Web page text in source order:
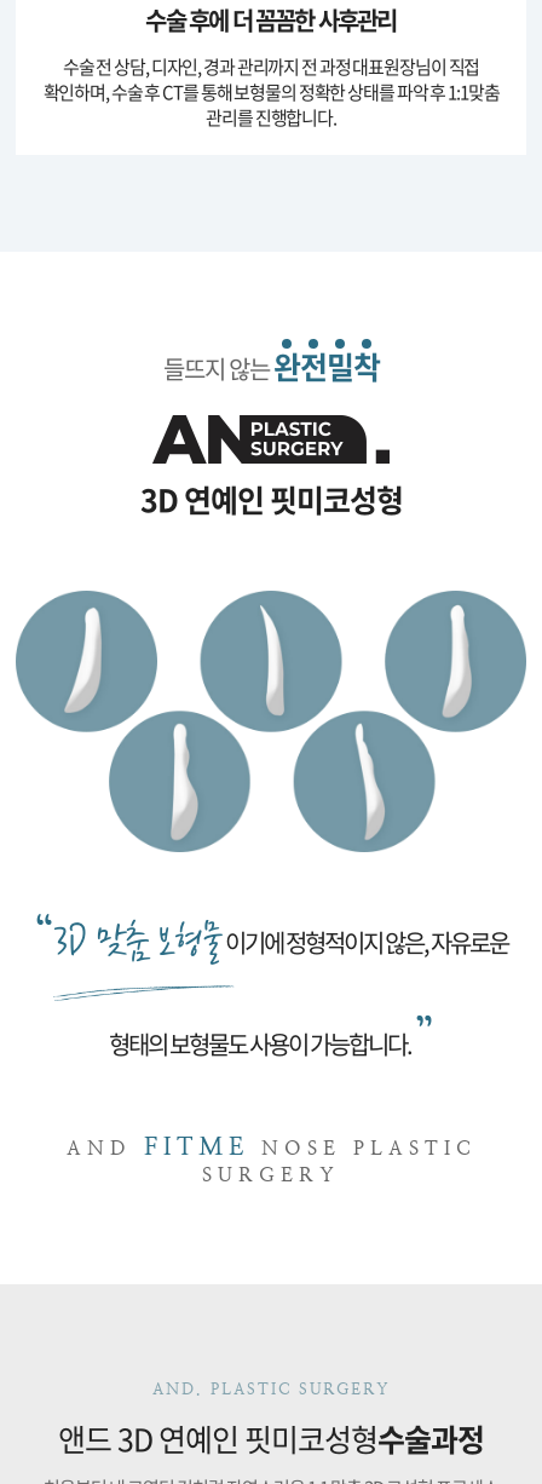
수술 후에 더 꼼꼼한 사후관리
수술 전 상담, 디자인, 경과 관리까지전 과정 대표원장님이 직접
확인하며,수술 후 CT를 통해 보형물의 정확한 상태를 파악 후1:1맞춤
관리를 진행합니다.
들뜨지 않는완전밀착
3D 연예인 핏미코성형
“3D 맞춤 보형물이기에 정형적이지 않은, 자유로운
형태의 보형물도 사용이 가능합니다.”
AND FITME
NOSE PLASTIC
SURGERY
AND. PLASTIC SURGERY
앤드 3D 연예인 핏미코성형수술과정